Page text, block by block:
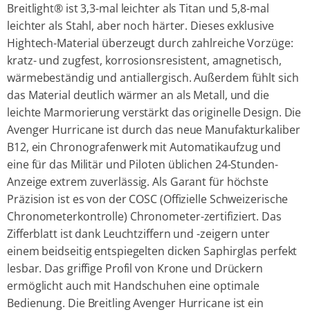
Breitlight® ist 3,3-mal leichter als Titan und 5,8-mal
leichter als Stahl, aber noch härter. Dieses exklusive
Hightech-Material überzeugt durch zahlreiche Vorzüge:
kratz- und zugfest, korrosionsresistent, amagnetisch,
wärmebeständig und antiallergisch. Außerdem fühlt sich
das Material deutlich wärmer an als Metall, und die
leichte Marmorierung verstärkt das originelle Design. Die
Avenger Hurricane ist durch das neue Manufakturkaliber
B12, ein Chronografenwerk mit Automatikaufzug und
eine für das Militär und Piloten üblichen 24-Stunden-
Anzeige extrem zuverlässig. Als Garant für höchste
Präzision ist es von der COSC (Offizielle Schweizerische
Chronometerkontrolle) Chronometer-zertifiziert. Das
Zifferblatt ist dank Leuchtziffern und -zeigern unter
einem beidseitig entspiegelten dicken Saphirglas perfekt
lesbar. Das griffige Profil von Krone und Drückern
ermöglicht auch mit Handschuhen eine optimale
Bedienung. Die Breitling Avenger Hurricane ist ein